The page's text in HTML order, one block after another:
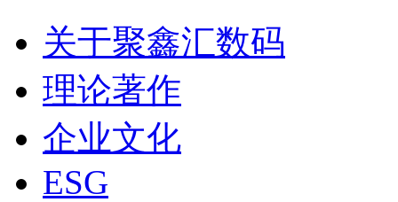
关于聚鑫汇数码
理论著作
企业文化
ESG